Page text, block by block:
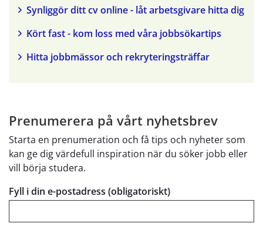
Synliggör ditt cv online - låt arbetsgivare hitta dig
Kört fast - kom loss med våra jobbsökartips
Hitta jobbmässor och rekryteringsträffar
Prenumerera på vårt nyhetsbrev
Starta en prenumeration och få tips och nyheter som
kan ge dig värdefull inspiration när du söker jobb eller
vill börja studera.
Fyll i din e-postadress (obligatoriskt)